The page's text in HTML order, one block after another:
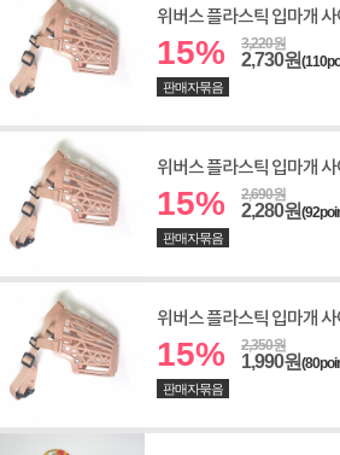
위버스 플라스틱 입마개
15% 3,220원
2,730원
판매자묶음
위버스 플라스틱 입마개
15% 2,690원
2,280원
판매자묶음
위버스 플라스틱 입마개
15% 2,350원
1,990원
판매자묶음